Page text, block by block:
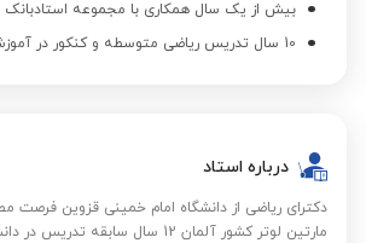
بیش از یک سال همکاری با مجموعه استادبانک
10 سال تدریس ریاضی متوسطه و کنکور در آموزشگاه
درباره استاد
دکترای ریاضی از دانشگاه امام خمینی قزوین فرصت
مارتین لوتر کشور آلمان 12 سال سابقه